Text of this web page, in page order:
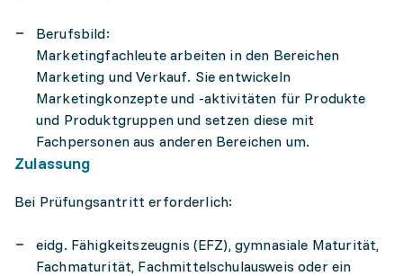
Berufsbild:
Marketingfachleute arbeiten in den Bereichen
Marketing und Verkauf. Sie entwickeln
Marketingkonzepte und -aktivitäten für Produkte
und Produktgruppen und setzen diese mit
Fachpersonen aus anderen Bereichen um.
Zulassung
Bei Prüfungsantritt erforderlich:
eidg. Fähigkeitszeugnis (EFZ), gymnasiale Maturität,
Fachmaturität, Fachmittelschulausweis oder ein